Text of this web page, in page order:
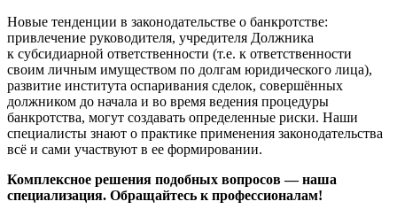
Новые тенденции в законодательстве о банкротстве:
привлечение руководителя, учредителя Должника
к субсидиарной ответственности (т.е. к ответственности
своим личным имуществом по долгам юридического лица),
развитие института оспаривания сделок, совершённых
должником до начала и во время ведения процедуры
банкротства, могут создавать определенные риски. Наши
специалисты знают о практике применения законодательства
всё и сами участвуют в ее формировании.
Комплексное решения подобных вопросов — наша
специализация. Обращайтесь к профессионалам!